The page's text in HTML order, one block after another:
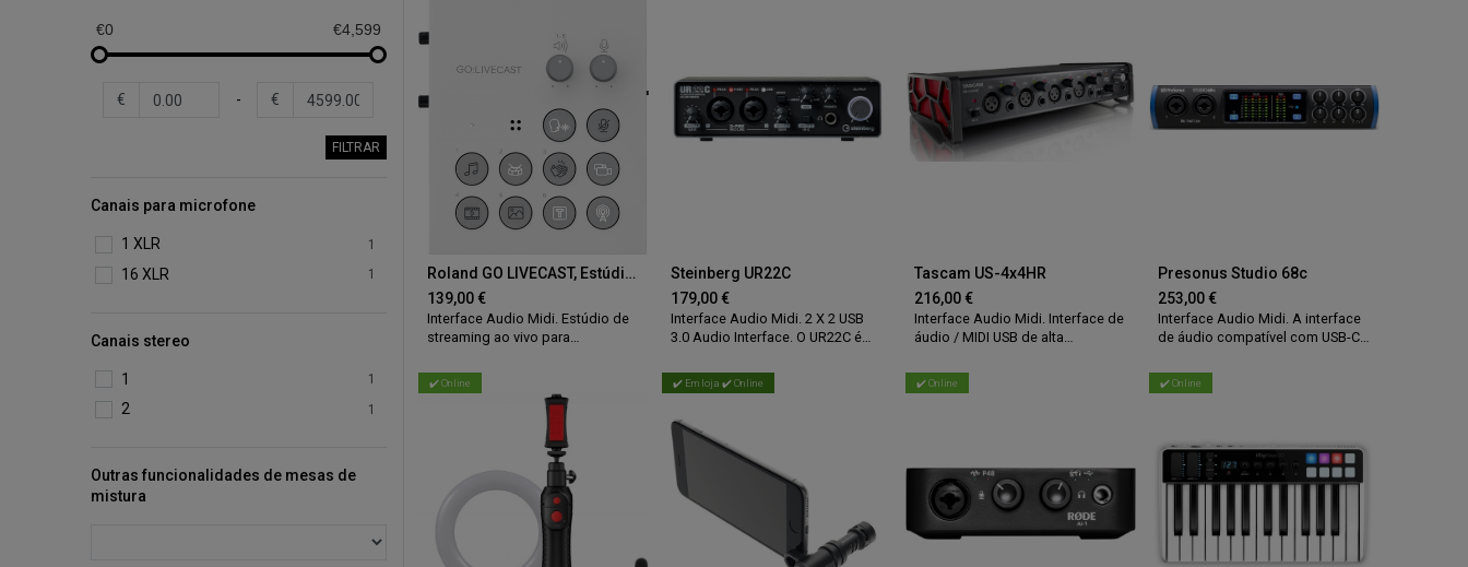
€0 €4,599
€ - €
FILTRAR
Canais para microfone
1 XLR 1
16 XLR 1
Canais stereo
1 1
2 1
Outras funcionalidades de mesas de
mistura
Roland GO LIVECAST, Estúdio de Streaming em direto para telemóveis
139,00€
Interface Audio Midi. Estúdio de
streaming ao vivo para
misturar som, apresentar títulos,
reproduzir media, disparar
efeitos sonoros e muitos mais,
sem precisar de um PC ou
Steinberg UR22C
179,00€
Interface Audio Midi. 2 X 2 USB
3.0 Audio Interface. O UR22C é
resistente e versátil que lhe
oferece uma qualidade de som
gravar em qualquer lugar. Pode
utilizá-lo com um PC ou
dispositivo iOS para obter
excelentes resultados, onde quer
que esteja. Conversão Áudio a 32
bits / 192 KHz. 2 entradas
analógicas "combo" XLR com
phantom power 48V ou jack 1/4"
Tascam US-4x4HR
216,00€
Interface Audio Midi. Interface de
áudio / MIDI USB de alta
Presonus Studio 68c
253,00€
Interface Audio Midi. A interface
de áudio compatível com USB-C
✔️ Online ✔️ Em loja ✔️ Online ✔️ Online ✔️ Online